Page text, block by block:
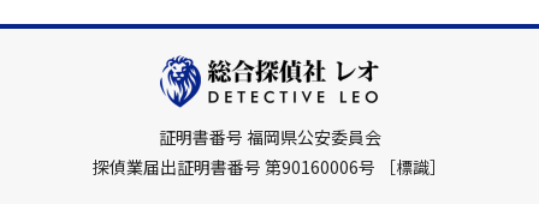
証明書番号 福岡県公安委員会
探偵業届出証明書番号 第90160006号
［標識］